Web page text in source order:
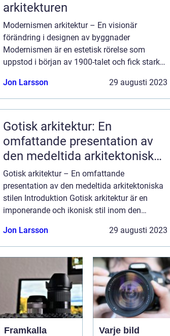
arkitekturen
Modernismen arkitektur – En visionär
förändring i designen av byggnader
Modernismen är en estetisk rörelse som
uppstod i början av 1900-talet och fick starkt
modernistiska arkitekturen bröt med tidigare
traditio...
Jon Larsson 29 augusti 2023
Gotisk arkitektur: En
omfattande presentation av
den medeltida arkitektoniska
stilen
Gotisk arkitektur – En omfattande
presentation av den medeltida arkitektoniska
stilen Introduktion Gotisk arkitektur är en
imponerande och ikonisk stil inom den
utsmyckningar är kännetecknande för de...
Jon Larsson 29 augusti 2023
Framkalla
Varje bild